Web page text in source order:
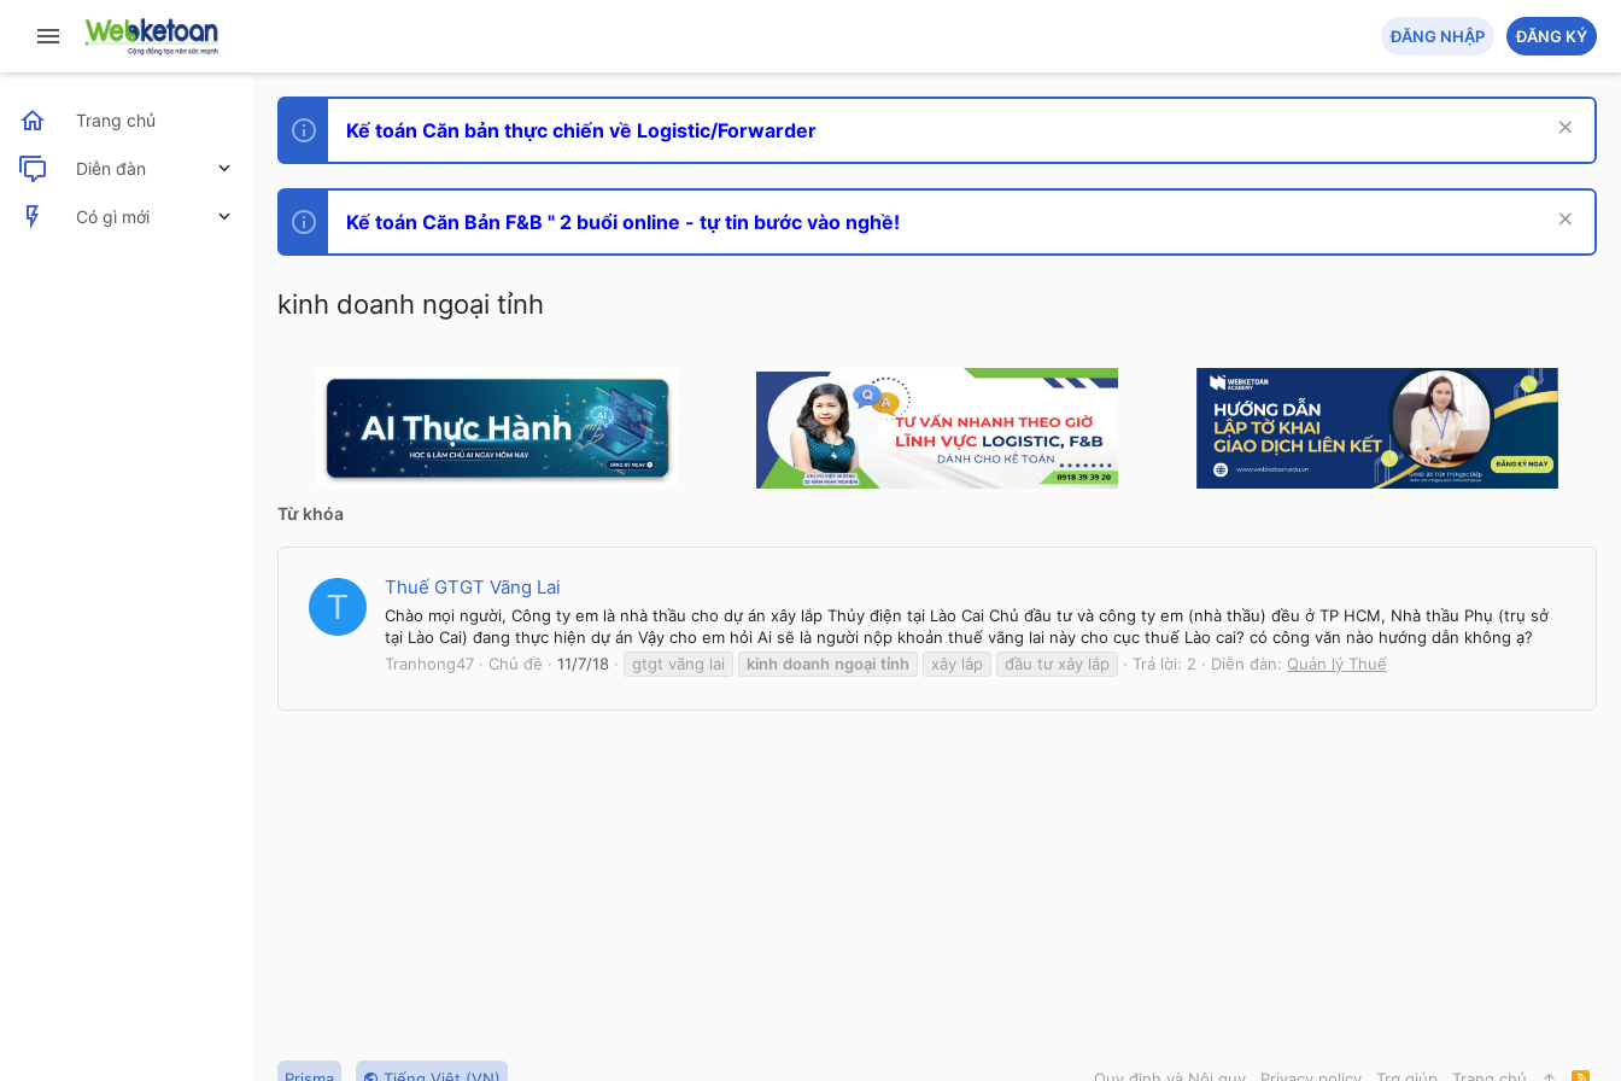
ĐĂNG NHẬP ĐĂNG KÝ
Trang chủ
Diễn đàn
Bài viết mớiCó gì mới
Kế toán Căn bản thực chiến về Logistic/Forwarder
Kế toán Căn Bản F&B " 2 buổi online - tự tin bước vào nghề!
kinh doanh ngoại tỉnh
Từ khóa
T Thuế GTGT Vãng Lai
Chào mọi người, Công ty em là nhà thầu cho dự án xây lắp Thủy điện tại Lào Cai Chủ đầu tư và công ty em (nhà thầu) đều ở TP HCM, Nhà thầu Phụ (trụ sở
tại Lào Cai) đang thực hiện dự án Vậy cho em hỏi Ai sẽ là người nộp khoản thuế vãng lai này cho cục thuế Lào cai? có công văn nào hướng dẫn không ạ?
Tranhong47
Chủ đề 11/7/18 gtgt vãng lai kinh doanh ngoại tỉnh xây lắp đầu tư xây lắp Trả lời: 2 Diễn đàn: Quản lý Thuế
R